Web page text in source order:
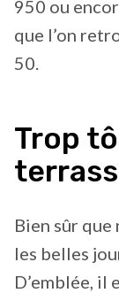
950 ou
que l’on
50.
Trop
Bien sûr
les belles
D’emblée, il